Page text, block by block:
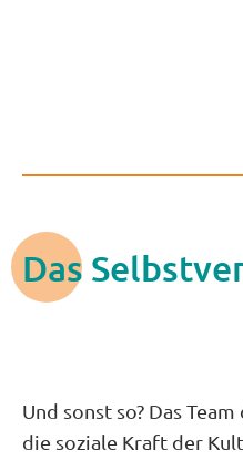
Das
Und sonst so? Das
die soziale Kraft der